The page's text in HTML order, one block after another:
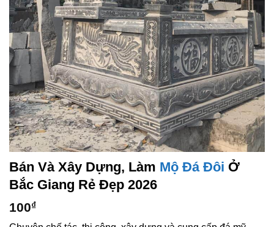
Bán Và Xây Dựng, Làm Mộ Đá Đôi Ở
Bắc Giang Rẻ Đẹp 2026
100₫